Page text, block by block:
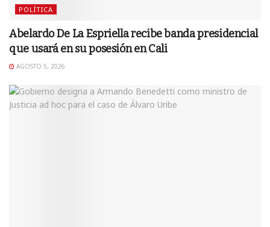
POLÍTICA
Abelardo De La Espriella recibe banda presidencial
que usará en su posesión en Cali
AGOSTO 5, 2026